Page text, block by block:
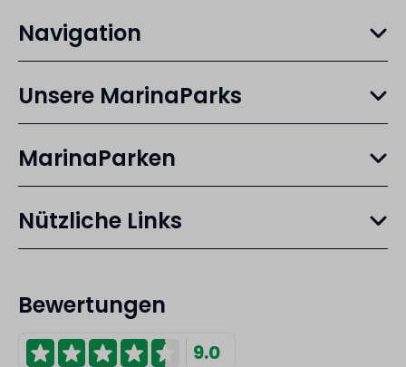
Navigation
Unsere MarinaParks
MarinaParken
Nützliche Links
Bewertungen
9.0